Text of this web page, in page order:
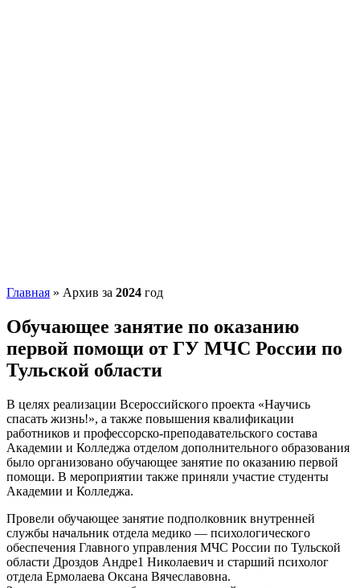
Главная » Архив за 2024 год
Обучающее занятие по оказанию
первой помощи от ГУ МЧС России по
Тульской области
В целях реализации Всероссийского проекта «Научись
спасать жизнь!», а также повышения квалификации
работников и профессорско-преподавательского состава
Академии и Колледжа отделом дополнительного образования
было организовано обучающее занятие по оказанию первой
помощи. В мероприятии также приняли участие студенты
Академии и Колледжа.
Провели обучающее занятие подполковник внутренней
службы начальник отдела медико — психологического
обеспечения Главного управления МЧС России по Тульской
области Дроздов Андре1 Николаевич и старший психолог
отдела Ермолаева Оксана Вячеславовна.